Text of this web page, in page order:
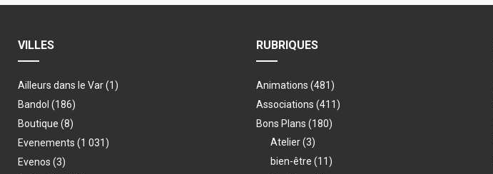
VILLES
Ailleurs dans le Var(1)
Bandol (186)
Boutique (8)
Evenements (1 031)
Evenos (3)
RUBRIQUES
Animations (481)
Associations (411)
Bons Plans (180)
Atelier(3)
bien-être (11)